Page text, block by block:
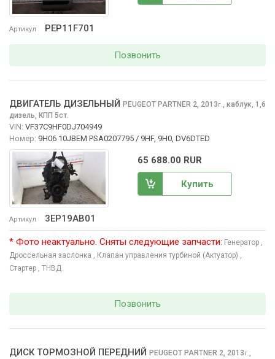
Артикул PEP11F701
Позвонить
Артикул 3EP19AB01
ДВИГАТЕЛЬ ДИЗЕЛЬНЫЙ PEUGEOT PARTNER 2, 2013г., каблук, 1,6
дизель, КПП 5ст.
VIN: VF37C9HF0DJ704949
Номер: 9H06 10JBEM PSA0207795 / 9HF, 9H0, DV6DTED
65 688.00 RUR
Купить
* Фото неактуально. Сняты следующие запчасти: Генератор ,
Дроссельная заслонка , Клапан управления турбиной (Актуатор) ,
Стартер , ТНВД
Позвонить
ДИСК ТОРМОЗНОЙ ПЕРЕДНИЙ PEUGEOT PARTNER 2, 2013г.,